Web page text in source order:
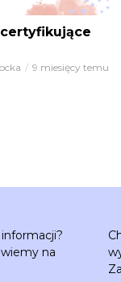
9 miesięcy temu
na